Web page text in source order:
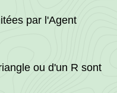
par l'Agent
ou d'un R sont